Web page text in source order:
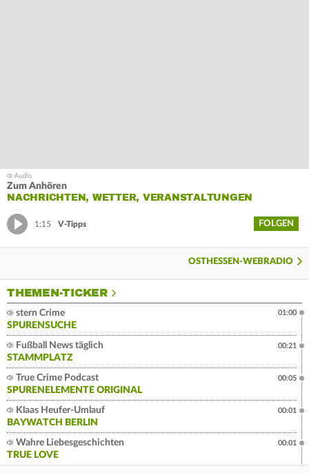
Zum Anhören
NACHRICHTEN, WETTER, VERANSTALTUNGEN
1:15 V-Tipps FOLGEN
OSTHESSEN-WEBRADIO
THEMEN-TICKER
stern Crime
SPURENSUCHE
01:00
Fußball News täglich
STAMMPLATZ
00:21
True Crime Podcast
SPURENELEMENTE ORIGINAL
00:05
Klaas Heufer-Umlauf
BAYWATCH BERLIN
00:01
Wahre Liebesgeschichten
TRUE LOVE
00:01